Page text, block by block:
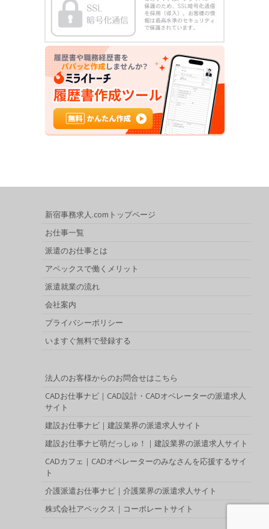
新宿事務求人.comトップページ
お仕事一覧
派遣のお仕事とは
アペックスで働くメリット
派遣就業の流れ
会社案内
プライバシーポリシー
いますぐ無料で登録する
法人のお客様からのお問合せはこちら
CADお仕事ナビ｜CAD設計・CADオペレーターの派遣求人
サイト
建設お仕事ナビ｜建設業界の派遣求人サイト
建設お仕事ナビ萌だっしゅ！｜建設業界の派遣求人サイト
CADカフェ｜CADオペレーターのみなさんを応援するサイ
ト
介護派遣お仕事ナビ｜介護業界の派遣求人サイト
株式会社アペックス｜コーポレートサイト